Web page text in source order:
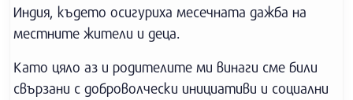
Индия, където осигуриха месечната дажба на
местните жители и деца.
Като цяло аз и родителите ми винаги сме били
свързани с доброволчески инициативи и социални